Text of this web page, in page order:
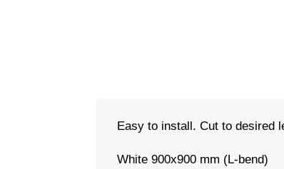
Easy to install. Cut to desired
White 900x900 mm (L-bend)